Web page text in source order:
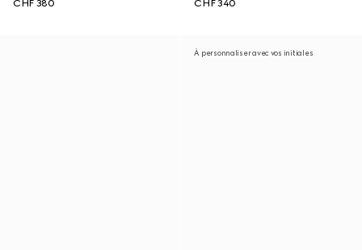
CHF 380
CHF 340
À personnaliser avec vos initiales